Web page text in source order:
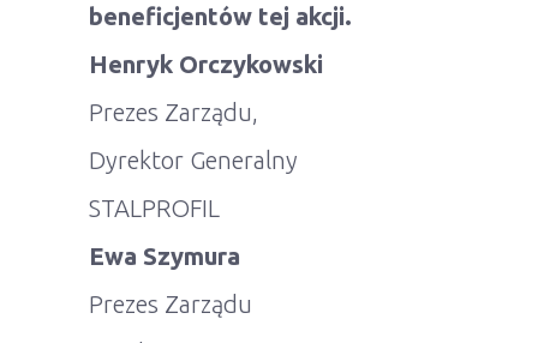
beneficjentów tej akcji.
Henryk Orczykowski
Prezes Zarządu,
Dyrektor Generalny
STALPROFIL
Ewa Szymura
Prezes Zarządu